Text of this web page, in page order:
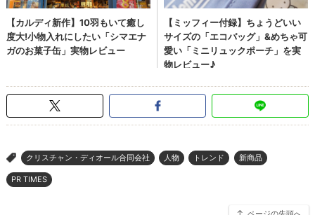
> クリスチャン・ディオール合同会社 人物 トレンド 新商品
PR TIMES